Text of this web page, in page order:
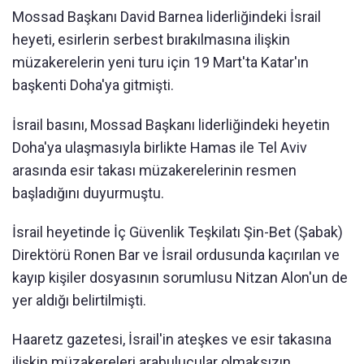
Mossad Başkanı David Barnea liderliğindeki İsrail
heyeti, esirlerin serbest bırakılmasına ilişkin
müzakerelerin yeni turu için 19 Mart'ta Katar'ın
başkenti Doha'ya gitmişti.
İsrail basını, Mossad Başkanı liderliğindeki heyetin
Doha'ya ulaşmasıyla birlikte Hamas ile Tel Aviv
arasında esir takası müzakerelerinin resmen
başladığını duyurmuştu.
İsrail heyetinde İç Güvenlik Teşkilatı Şin-Bet (Şabak)
Direktörü Ronen Bar ve İsrail ordusunda kaçırılan ve
kayıp kişiler dosyasının sorumlusu Nitzan Alon'un de
yer aldığı belirtilmişti.
Haaretz gazetesi, İsrail'in ateşkes ve esir takasına